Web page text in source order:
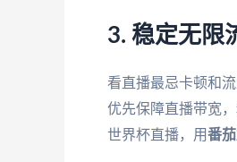
3. 稳定无限
看直播最忌卡顿和流
优先保障直播带宽
世界杯直播，用番